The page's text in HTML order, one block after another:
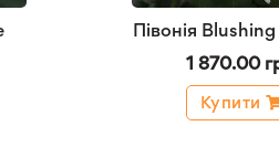
Півонія
1 870.00
Купити